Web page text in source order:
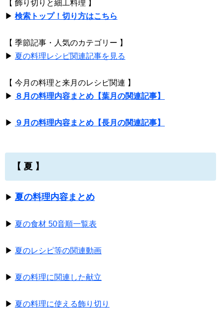
【 飾り切りと細工料理 】
▶ 検索トップ！切り方はこちら
【 季節記事・人気のカテゴリー 】
▶ 夏の料理レシピ関連記事を見る
【 今月の料理と来月のレシピ関連 】
▶ ８月の料理内容まとめ【葉月の関連記事】
▶ ９月の料理内容まとめ【長月の関連記事】
【 夏 】
▶ 夏の料理内容まとめ
▶ 夏の食材 50音順一覧表
▶ 夏のレシピ等の関連動画
▶ 夏の料理に関連した献立
▶ 夏の料理に使える飾り切り